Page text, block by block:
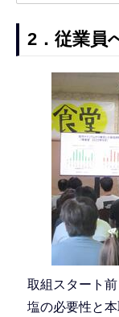
2．従業員
取組スタート
塩の必要性と